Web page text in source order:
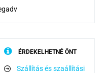
ÉRDEKELHETNÉ ÖNT
Szállítás és szaállítási